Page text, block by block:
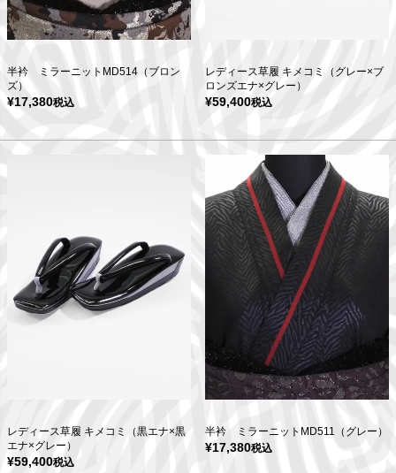
半衿 ミラーニットMD514（ブロン
ズ）
¥17,380税込
レディース草履 キメコミ（グレー×ブ
ロンズエナ×グレー）
¥59,400税込
レディース草履 キメコミ（黒エナ×黒
エナ×グレー）
¥59,400税込
半衿 ミラーニットMD511（グレー）
¥17,380税込